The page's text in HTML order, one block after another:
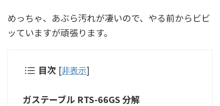
めっちゃ、あぶら汚れが凄いので、やる前からビビ
ッていますが頑張ります。
目次 [非表示]
ガステーブル RTS-66GS 分解